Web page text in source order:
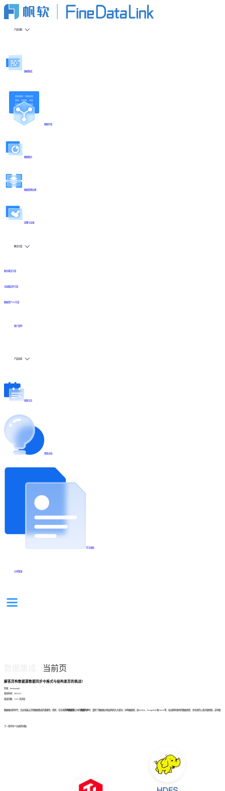
产品功能
数据集成
数据开发
数据服务
数据管理治理
部署与运维
解决方案
数仓建设方案
全链路实时方案
数据资产API方案
客户案例
产品动态
更新日志
帮助文档
学习视频
分享集锦
当前页
解答异构数据源数据同步中格式与结构差异的挑战！
作者：finedatalink
发布时间：2023.8.9
阅读次数：1,631 次浏览
数据驱动的时代，企业普遍认识到数据集成的重要性。然而，在实现异构数据源之间的 数据同步 时，遇到了数据格式和结构的巨大差异。异构数据源，如MySQL、PostgreSQL和Oracle等，各自拥有独特的数据类型、命名规范以及存储机制，这导致
了一系列令人头疼的问题。